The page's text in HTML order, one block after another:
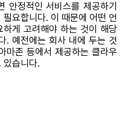
안정적인 서비스를 제공하기
요합니다. 이 때문에 어떤 언
게 고려해야 하는 것이 해당
. 예전에는 회사 내에 두는 것
마존 등에서 제공하는 클라우
있습니다.